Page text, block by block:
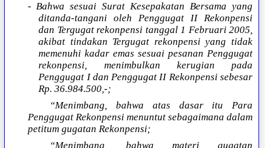
- Bahwa sesuai Surat Kesepakatan Bersama yang
ditanda-tangani oleh Penggugat II Rekonpensi
dan Tergugat rekonpensi tanggal 1 Februari 2005,
akibat tindakan Tergugat rekonpensi yang tidak
memenuhi kadar emas sesuai pesanan Penggugat
rekonpensi, menimbulkan kerugian pada
Penggugat I dan Penggugat II Rekonpensi sebesar
Rp. 36.984.500,-;
“Menimbang, bahwa atas dasar itu Para
Penggugat Rekonpensi menuntut sebagaimana dalam
petitum gugatan Rekonpensi;
“Menimbang, bahwa materi gugatan